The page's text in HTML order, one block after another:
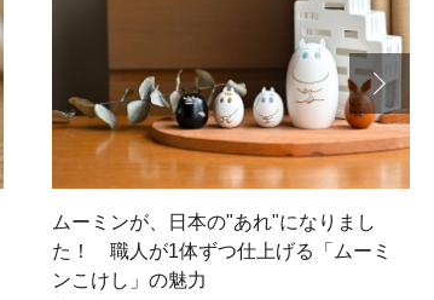
ムーミンが、日本の"あれ"になりまし
た！ 職人が1体ずつ仕上げる「ムーミ
ンこけし」の魅力